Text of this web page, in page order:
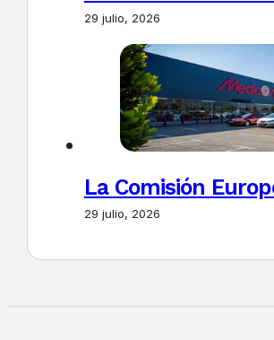
29 julio, 2026
La Comisión
29 julio, 2026